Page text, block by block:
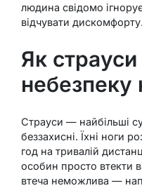
людина свідомо
відчувати дискомфорту.
Як
небезпеку
Страуси — найбільші
беззахисні. Їхні ноги
год на тривалій
особин просто втекти
втеча неможлива —